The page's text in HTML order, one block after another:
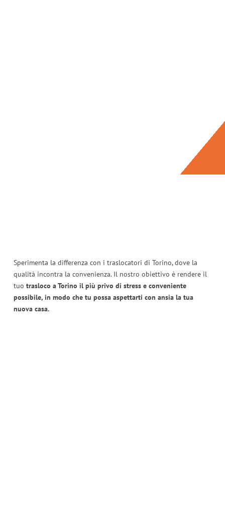
Sperimenta la differenza con i traslocatori di Torino, dove la
qualità incontra la convenienza. Il nostro obiettivo è rendere il
tuo trasloco a Torino il più privo di stress e conveniente
possibile, in modo che tu possa aspettarti con ansia la tua
nuova casa.